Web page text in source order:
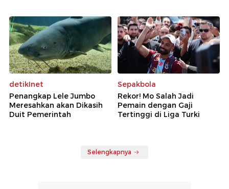
detikInet
Penangkap Lele Jumbo
Meresahkan akan Dikasih
Duit Pemerintah
Sepakbola
Rekor! Mo Salah Jadi
Pemain dengan Gaji
Tertinggi di Liga Turki
Selengkapnya